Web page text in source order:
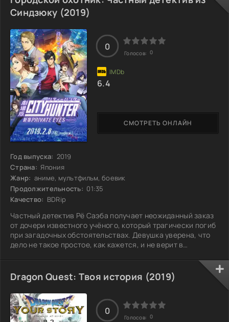
маленькие хитрости и проделки позволяют им сохранять
бодрость духа даже в таких условиях. Но в какой-то
Синдзюку (2019)
Год выпуска: 2019
Страна: Япония
Жанр: аниме, мультфильм, боевик
Продолжительность: 01:35
Качество: BDRip
Частный детектив Рё Саэба получает неожиданный заказ
от дочери известного учёного, который трагически погиб
при загадочных обстоятельствах. Девушка уверена, что
дело не такое простое, как кажется, и не верит в
нестандартным подходом к расследованиям, берётся за
дело, не подозревая, какие тайны ему предстоит
раскрыть. По мере продвижения расследования он
погружается в мир научных разработок, тайных
экспериментов и недоброжелателей, готовых пойти на
СМОТРЕТЬ ОНЛАЙН
0
Голосов: 0
6.4
Dragon Quest: Твоя история (2019)
0
Голосов: 0